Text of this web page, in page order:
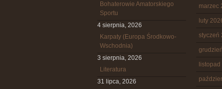
Bohaterowie Amatorskiego
Sportu
4 sierpnia, 2026
Karpaty (Europa Środkowo-
Wschodnia)
3 sierpnia, 2026
Literatura
31 lipca, 2026
marzec
luty
styczeń